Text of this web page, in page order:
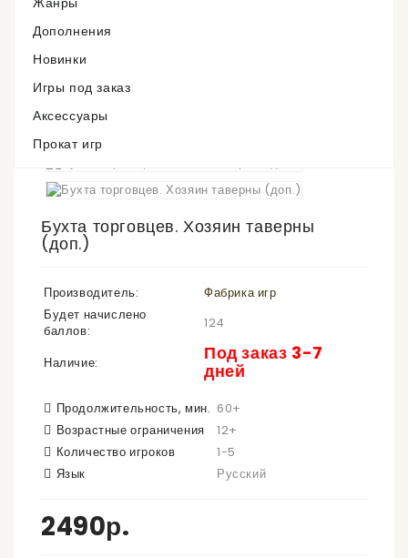
Дополнения
Новинки
Игры под заказ
Аксессуары
Прокат игр
ДОП
Бухта торговцев. Хозяин таверны
(доп.)
Производитель:
Фабрика игр
Будет начислено
баллов:
124
Наличие:
Под заказ 3-7
дней
Продолжительность, мин. 60+
Возрастные ограничения
12+
Количество игроков
1-5
Язык
Русский
2490р.